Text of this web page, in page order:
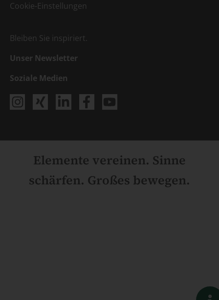
Cookie-Einstellungen
Bleiben Sie inspiriert.
Unser Newsletter
Soziale Medien
Elemente vereinen. Sinne
schärfen. Großes bewegen.